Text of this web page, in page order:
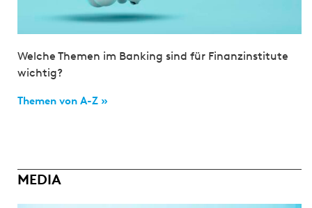
Welche Themen im Banking sind für Finanzinstitute
wichtig?
Themen von A-Z »
MEDIA